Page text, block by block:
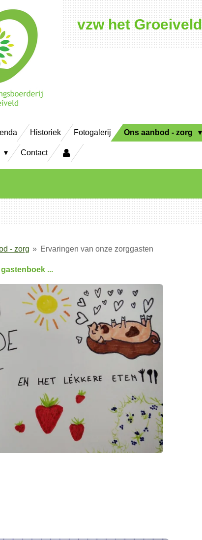
vzw het Groeiveld
Historiek Fotogalerij Ons aanbod - zorg
Contact
- zorg » Ervaringen van onze zorggasten
...